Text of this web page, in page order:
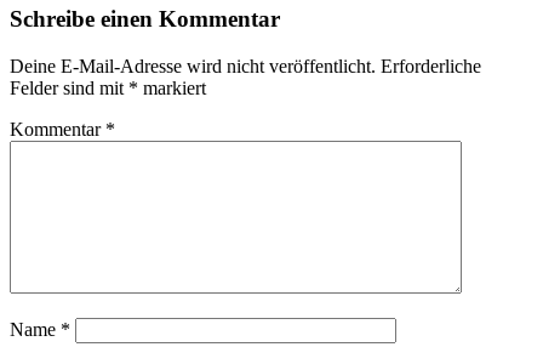
Schreibe einen Kommentar
Deine E-Mail-Adresse wird nicht veröffentlicht. Erforderliche
Felder sind mit * markiert
Kommentar *
Name *